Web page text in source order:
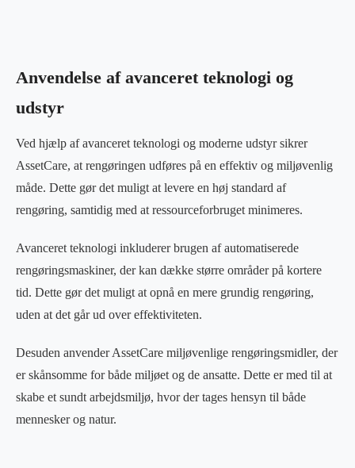
Anvendelse af avanceret teknologi og
udstyr
Ved hjælp af avanceret teknologi og moderne udstyr sikrer
AssetCare, at rengøringen udføres på en effektiv og miljøvenlig
måde. Dette gør det muligt at levere en høj standard af
rengøring, samtidig med at ressourceforbruget minimeres.
Avanceret teknologi inkluderer brugen af automatiserede
rengøringsmaskiner, der kan dække større områder på kortere
tid. Dette gør det muligt at opnå en mere grundig rengøring,
uden at det går ud over effektiviteten.
Desuden anvender AssetCare miljøvenlige rengøringsmidler, der
er skånsomme for både miljøet og de ansatte. Dette er med til at
skabe et sundt arbejdsmiljø, hvor der tages hensyn til både
mennesker og natur.